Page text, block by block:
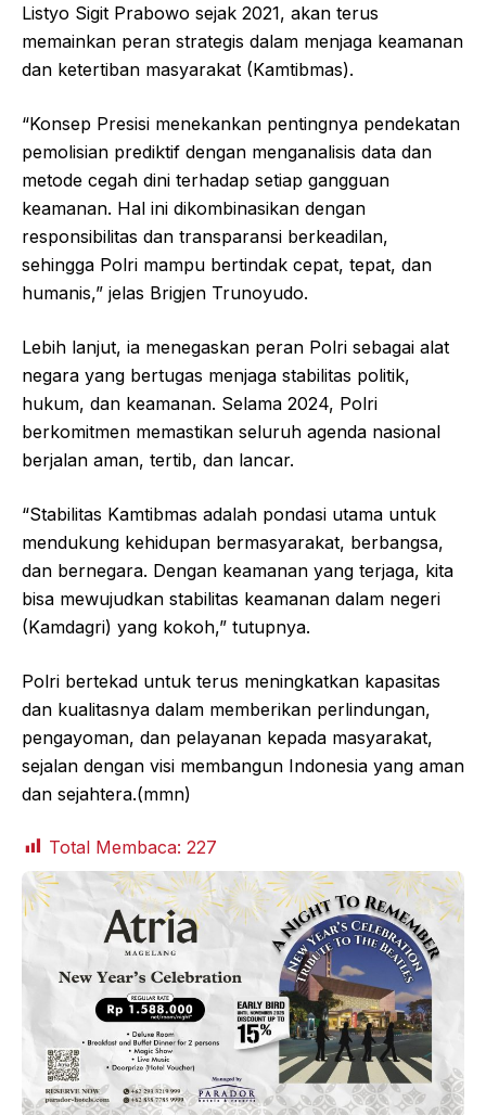
Listyo Sigit Prabowo sejak 2021, akan terus
memainkan peran strategis dalam menjaga keamanan
dan ketertiban masyarakat (Kamtibmas).
“Konsep Presisi menekankan pentingnya pendekatan
pemolisian prediktif dengan menganalisis data dan
metode cegah dini terhadap setiap gangguan
keamanan. Hal ini dikombinasikan dengan
responsibilitas dan transparansi berkeadilan,
sehingga Polri mampu bertindak cepat, tepat, dan
humanis,” jelas Brigjen Trunoyudo.
Lebih lanjut, ia menegaskan peran Polri sebagai alat
negara yang bertugas menjaga stabilitas politik,
hukum, dan keamanan. Selama 2024, Polri
berkomitmen memastikan seluruh agenda nasional
berjalan aman, tertib, dan lancar.
“Stabilitas Kamtibmas adalah pondasi utama untuk
mendukung kehidupan bermasyarakat, berbangsa,
dan bernegara. Dengan keamanan yang terjaga, kita
bisa mewujudkan stabilitas keamanan dalam negeri
(Kamdagri) yang kokoh,” tutupnya.
Polri bertekad untuk terus meningkatkan kapasitas
dan kualitasnya dalam memberikan perlindungan,
pengayoman, dan pelayanan kepada masyarakat,
sejalan dengan visi membangun Indonesia yang aman
dan sejahtera.(mmn)
Total Membaca: 227